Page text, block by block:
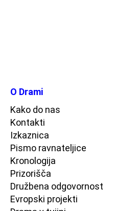
O Drami
Kako do nas
Kontakti
Izkaznica
Pismo ravnateljice
Kronologija
Prizorišča
Družbena odgovornost
Evropski projekti